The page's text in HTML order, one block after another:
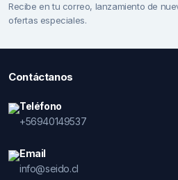
Recibe en tu correo, lanzamiento de
ofertas especiales.
Contáctanos
Teléfono
+56940149537
Email
info@seido.cl